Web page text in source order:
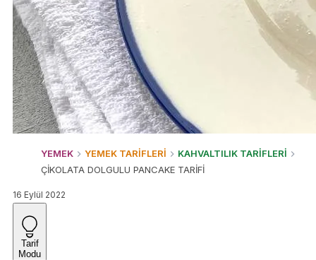
YEMEK YEMEK TARİFLERİ
KAHVALTILIK TARİFLERİ
ÇİKOLATA DOLGULU PANCAKE TARİFİ
16 Eylül 2022
Tarif
Modu